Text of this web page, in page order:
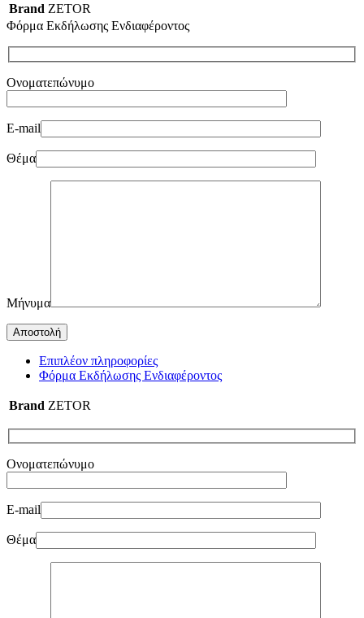
Brand ZETOR
Φόρμα Εκδήλωσης Ενδιαφέροντος
Ονοματεπώνυμο
E-mail
Θέμα
Μήνυμα
Επιπλέον πληροφορίες
Φόρμα Εκδήλωσης Ενδιαφέροντος
Brand ZETOR
Ονοματεπώνυμο
E-mail
Θέμα